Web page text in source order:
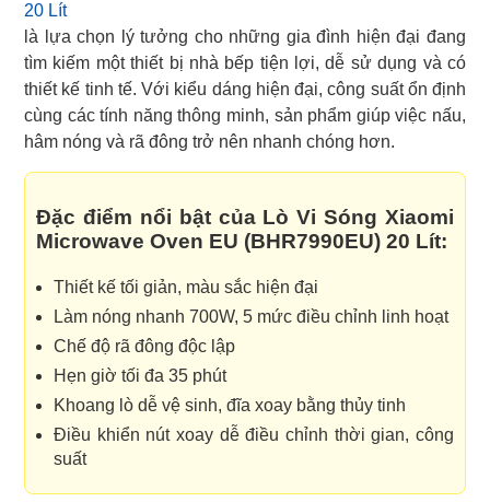
20 Lít
là lựa chọn lý tưởng cho những gia đình hiện đại đang
tìm kiếm một thiết bị nhà bếp tiện lợi, dễ sử dụng và có
thiết kế tinh tế. Với kiểu dáng hiện đại, công suất ổn định
cùng các tính năng thông minh, sản phẩm giúp việc nấu,
hâm nóng và rã đông trở nên nhanh chóng hơn.
Đặc điểm nổi bật của Lò Vi Sóng Xiaomi
Microwave Oven EU (BHR7990EU) 20 Lít:
Thiết kế tối giản, màu sắc hiện đại
Làm nóng nhanh 700W, 5 mức điều chỉnh linh hoạt
Chế độ rã đông độc lập
Hẹn giờ tối đa 35 phút
Khoang lò dễ vệ sinh, đĩa xoay bằng thủy tinh
Điều khiển nút xoay dễ điều chỉnh thời gian, công
suất